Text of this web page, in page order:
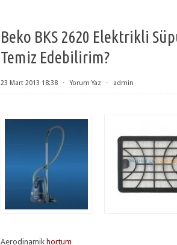
Beko BKS 2620 Elektrikli
Temiz Edebilirim?
23 Mart 2013 18:38 ⋅ Yorum Yaz ⋅ admin
Aerodinamik hortum